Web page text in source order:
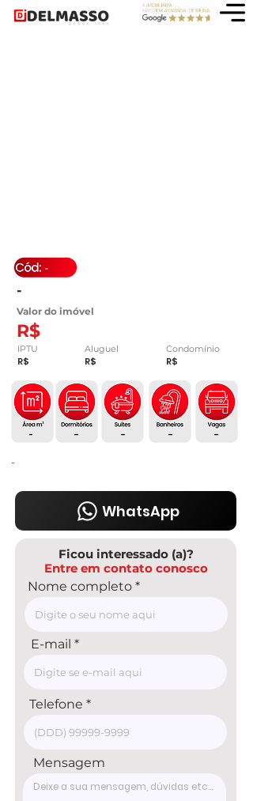
-
Valor do imóvel
R$
-
IPTU
R$
Aluguel Condomínio
R$ R$
-
-
- - -
-
WhatsApp
Ficou interessado (a)?
Entre em contato conosco
Nome completo
E-mail
Telefone
Mensagem